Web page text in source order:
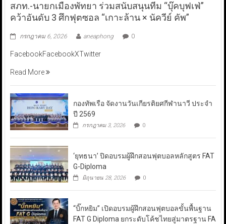
สภท.-นายกเมืองพัทยา ร่วมสนับสนุนทีม “บุ๊คบุฟเฟ่”
คว้าอันดับ 3 ศึกฟุตซอล “เกาะล้าน × นัควีย์ คัพ”
กรกฎาคม 6, 2026 aneaphong 0
FacebookFacebookXTwitter
Read More
กองทัพเรือ จัดงานวันเกียรติยศกีฬานาวี ประจำ
ปี 2569
กรกฎาคม 3, 2026 0
‘ยุทธนา’ ปิดอบรมผู้ฝึกสอนฟุตบอลหลักสูตร FAT
G-Diploma
มิถุนายน 28, 2026 0
“บิ๊กหยิม” เปิดอบรมผู้ฝึกสอนฟุตบอลขั้นพื้นฐาน
FAT G Diploma ยกระดับโค้ชไทยสู่มาตรฐาน FA